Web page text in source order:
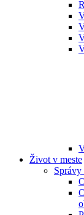
Život v meste